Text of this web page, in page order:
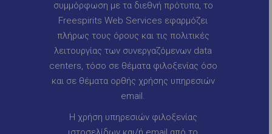
συμμόρφωση με τα διεθνή πρότυπα, το
Freespirits Web Services εφαρμόζει
πλήρως τους όρους και τις πολιτικές
λειτουργίας των συνεργαζόμενων data
centers, τόσο σε θέματα φιλοξενίας όσο
και σε θέματα ορθής χρήσης υπηρεσιών
email.
Η χρήση υπηρεσιών φιλοξενίας